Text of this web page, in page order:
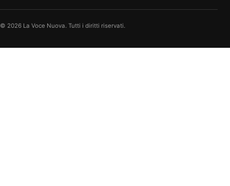
© 2026 La Voce Nuova. Tutti i diritti riservati.